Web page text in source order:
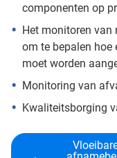
componenten op
Het monitoren van
om te bepalen hoe
moet worden
Monitoring van
Kwaliteitsborging